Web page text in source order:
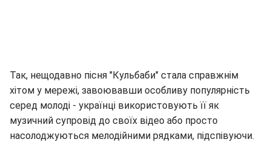
Так, нещодавно пісня "Кульбаби" стала справжнім
хітом у мережі, завоювавши особливу популярність
серед молоді - українці використовують її як
музичний супровід до своїх відео або просто
насолоджуються мелодійними рядками, підспівуючи.